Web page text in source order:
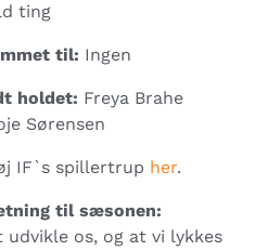
ting
til: Ingen
holdet: Freya Brahe
Sørensen
IF`s spillertrup her.
til sæsonen:
os, og at vi lykkes